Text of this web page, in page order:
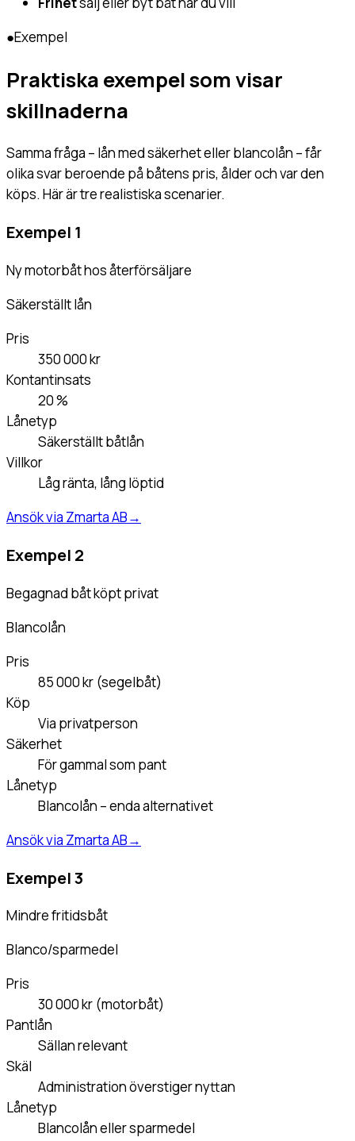
●Exempel
Praktiska exempel som visar
skillnaderna
Samma fråga – lån med säkerhet eller blancolån – får
olika svar beroende på båtens pris, ålder och var den
köps. Här är tre realistiska scenarier.
Exempel 1
Ny motorbåt hos återförsäljare
Säkerställt lån
Pris
350 000 kr
Kontantinsats
20 %
Lånetyp
Säkerställt båtlån
Villkor
Låg ränta, lång löptid
Ansök via Zmarta AB→
Exempel 2
Begagnad båt köpt privat
Blancolån
Pris
85 000 kr (segelbåt)
Köp
Via privatperson
Säkerhet
För gammal som pant
Lånetyp
Blancolån – enda alternativet
Ansök via Zmarta AB→
Exempel 3
Mindre fritidsbåt
Blanco/sparmedel
Pris
30 000 kr (motorbåt)
Pantlån
Sällan relevant
Skäl
Administration överstiger nyttan
Lånetyp
Blancolån eller sparmedel